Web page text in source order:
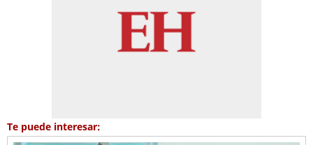
Te puede interesar: